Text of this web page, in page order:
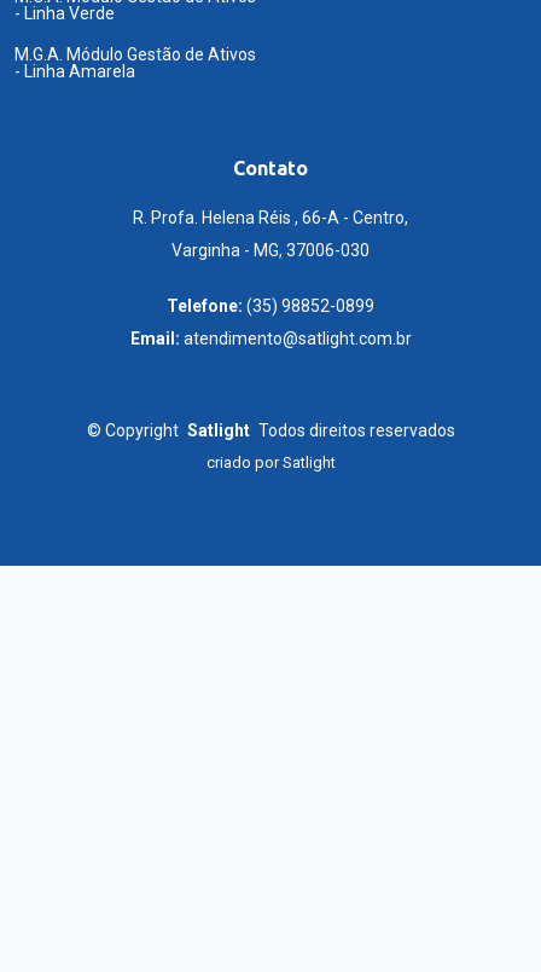
- Linha Verde
M.G.A. Módulo Gestão de Ativos
- Linha Amarela
Contato
R. Profa. Helena Réis , 66-A - Centro,
Varginha - MG, 37006-030
Telefone: (35) 98852-0899
Email: atendimento@satlight.com.br
© Copyright Satlight Todos direitos reservados
criado porSatlight